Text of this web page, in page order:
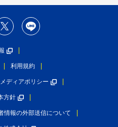
利用規約
ディアポリシー
方針
情報の外部送信について